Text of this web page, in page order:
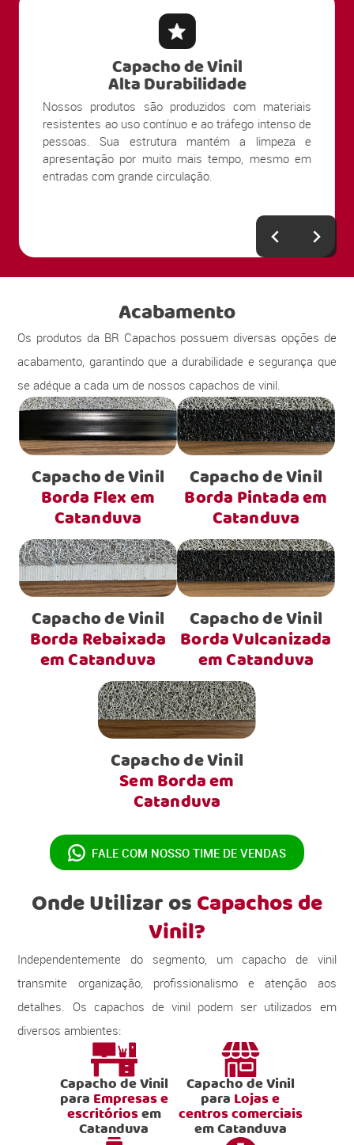
Capacho de Vinil
Alta Durabilidade
Nossos produtos são produzidos com materiais
resistentes ao uso contínuo e ao tráfego intenso de
pessoas. Sua estrutura mantém a limpeza e
apresentação por muito mais tempo, mesmo em
entradas com grande circulação.
Acabamento
Os produtos da BR Capachos possuem diversas opções de
acabamento, garantindo que a durabilidade e segurança que
se adéque a cada um de nossos capachos de vinil.
Capacho de Vinil
Borda Flex em
Catanduva
Capacho de Vinil
Borda Pintada em
Catanduva
Capacho de Vinil
Borda Rebaixada
em Catanduva
Capacho de Vinil
Borda Vulcanizada
em Catanduva
Capacho de Vinil
Sem Borda em
Catanduva
FALE COM NOSSO TIME DE VENDAS
Onde Utilizar osCapachos de
Vinil?
Independentemente do segmento, um capacho de vinil
transmite organização, profissionalismo e atenção aos
detalhes. Os capachos de vinil podem ser utilizados em
diversos ambientes:
Capacho de Vinil
para Empresas e
escritóriosem
Catanduva
Capacho de Vinil
para Lojas e
centros comerciais
em Catanduva